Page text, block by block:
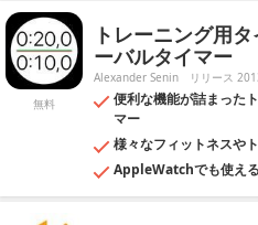
無料
トレーニング用
ーバルタイマー
Alexander Senin リリース
便利な機能が詰まった
マー
様々なフィットネスや
AppleWatchでも使え